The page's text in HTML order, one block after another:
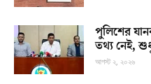
পুলিশের
তথ্য নেই, শুধু
আগস্ট ২, ২০২৬